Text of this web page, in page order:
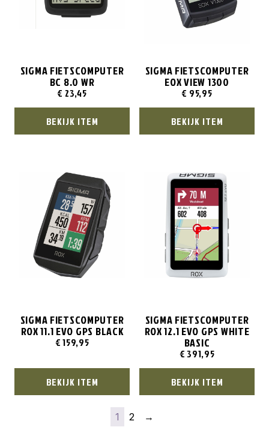
SIGMA FIETSCOMPUTER
BC 8.0 WR
€ 23,45
BEKIJK ITEM
SIGMA FIETSCOMPUTER
EOX VIEW 1300
€ 95,95
BEKIJK ITEM
SIGMA FIETSCOMPUTER
ROX 11.1 EVO GPS BLACK
€159,95
BEKIJK ITEM
SIGMA FIETSCOMPUTER
ROX 12.1 EVO GPS WHITE
BASIC
€ 391,95
BEKIJK ITEM
1 2 →